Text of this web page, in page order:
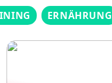
ERNÄHRUNG